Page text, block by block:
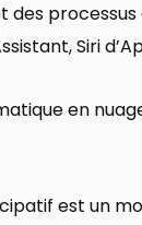
des processus
Siri
en
est un